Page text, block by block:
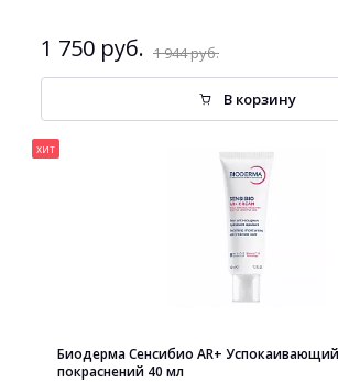
1 750 руб. 1 944 руб.
В корзину
хит
Биодерма Сенсибио AR+
покраснений 40 мл